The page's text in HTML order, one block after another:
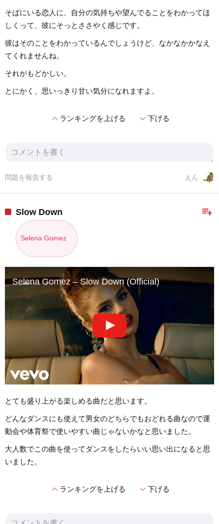
そばにいる恋人に、自分の気持ちや望んでることをわかってほ
しくって、彼にそっとささやく感じです。
彼はそのことをわかっているんでしょうけど、なかなかかなえ
てくれませんね。
それがもどかしい。
とにかく、思いっきり甘い気分になれますよ。
expand_lessランキングを上げる expand_more下げる
えん
問題を報告する
playlist_add
Slow Down
Selena Gomez
Selena Gomez – Slow Down (Official)
とても盛り上がる楽しめる曲だと思います。
どんなダンスにも使えて男女のどちらでもおどれる曲なので運
動会や体育祭で使いやすい曲じゃないかなと思いました。
大人数でこの曲を使ってダンスをしたらいい思い出になると思
いました。
expand_lessランキングを上げる expand_more下げる